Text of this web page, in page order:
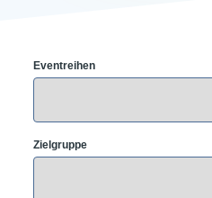
Eventreihen
Zielgruppe